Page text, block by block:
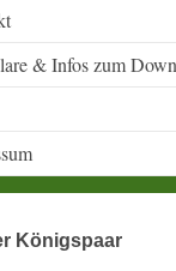
& Infos zum
Königspaar